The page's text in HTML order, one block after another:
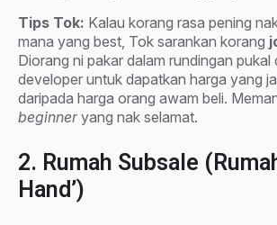
Tips Tok: Kalau korang rasa pening
mana yang best, Tok sarankan korang
Diorang ni pakar dalam rundingan pukal
developer untuk dapatkan harga yang
daripada harga orang awam beli.
beginneryang nak selamat.
2. Rumah Subsale
Hand’)